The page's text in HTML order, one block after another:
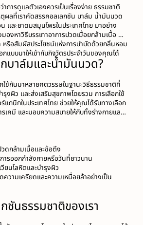
าการดูแลตัวเองควรเป็นเรื่องง่าย ธรรมชาติ
ผลที่เราคัดสรรคอลเลกชัน บาล์ม น้ำมันนวด
และยาดมสมุนไพรในประเทศไทย มาอย่าง
งหาวิธีบรรเทาอาการปวดเมื่อยกล้ามเนื้อ
รือสัมผัสประโยชน์แห่งการบำบัดด้วยกลิ่นหอม
แบบมาให้เข้ากับกิจวัตรประจำวันของคุณได้
บาล์มและน้ำมันนวด?
ช้กันมาหลายศตวรรษในฐานะวิธีธรรมชาติที่
รุงผิว และส่งเสริมสุขภาพโดยรวม การเลือกใช้
กนิกในประเทศไทย ช่วยให้คุณได้รับทางเลือก
เคมี และมอบความสบายให้กับทั้งร่างกายและ
วดกล้ามเนื้อและข้อตึง
รออกกำลังกายหรือวันที่ยาวนาน
วียนโลหิตและบำรุงผิว
วามเครียดและความเหนื่อยล้าอย่างเป็น
ชันธรรมชาติของเรา